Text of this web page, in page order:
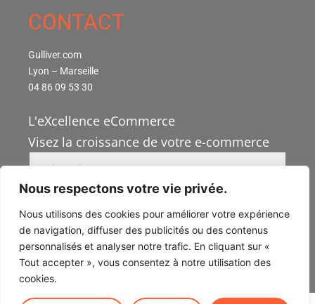
Nous respectons votre vie privée.
Nous utilisons des cookies pour améliorer votre expérience
de navigation, diffuser des publicités ou des contenus
personnalisés et analyser notre trafic. En cliquant sur «
Tout accepter », vous consentez à notre utilisation des
cookies.
CONTACT
Gulliver.com
Lyon – Marseille
04 86 09 53 30
L'eXcellence eCommerce
Visez la croissance de votre e-commerce
©Gulliver.com 2025